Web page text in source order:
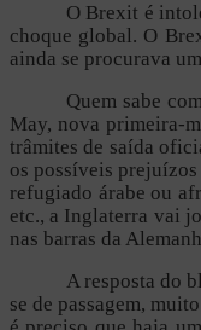
O Brexit é
choque global. O
ainda se procurava
Quem sabe
May, nova primeira-
trâmites de saída
os possíveis
refugiado árabe ou
etc., a Inglaterra vai
nas barras da
A resposta do
se de passagem,